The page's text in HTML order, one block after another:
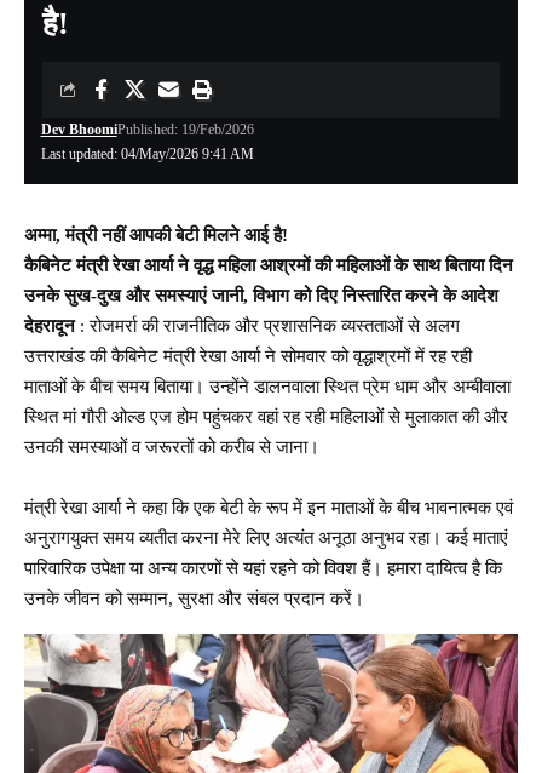
है!
Last updated: 04/May/2026 9:41 AM
Dev BhoomiPublished: 19/Feb/2026
अम्मा, मंत्री नहीं आपकी बेटी मिलने आई है!
कैबिनेट मंत्री रेखा आर्या ने वृद्ध महिला आश्रमों की महिलाओं के साथ बिताया दिन
उनके सुख-दुख और समस्याएं जानी, विभाग को दिए निस्तारित करने के आदेश
देहरादून: रोजमर्रा की राजनीतिक और प्रशासनिक व्यस्तताओं से अलग
उत्तराखंड की कैबिनेट मंत्री रेखा आर्या ने सोमवार को वृद्धाश्रमों में रह रही
माताओं के बीच समय बिताया। उन्होंने डालनवाला स्थित प्रेम धाम और अम्बीवाला
स्थित मां गौरी ओल्ड एज होम पहुंचकर वहां रह रही महिलाओं से मुलाकात की और
उनकी समस्याओं व जरूरतों को करीब से जाना।
मंत्री रेखा आर्या ने कहा कि एक बेटी के रूप में इन माताओं के बीच भावनात्मक एवं
अनुरागयुक्त समय व्यतीत करना मेरे लिए अत्यंत अनूठा अनुभव रहा। कई माताएं
पारिवारिक उपेक्षा या अन्य कारणों से यहां रहने को विवश हैं। हमारा दायित्व है कि
उनके जीवन को सम्मान, सुरक्षा और संबल प्रदान करें।